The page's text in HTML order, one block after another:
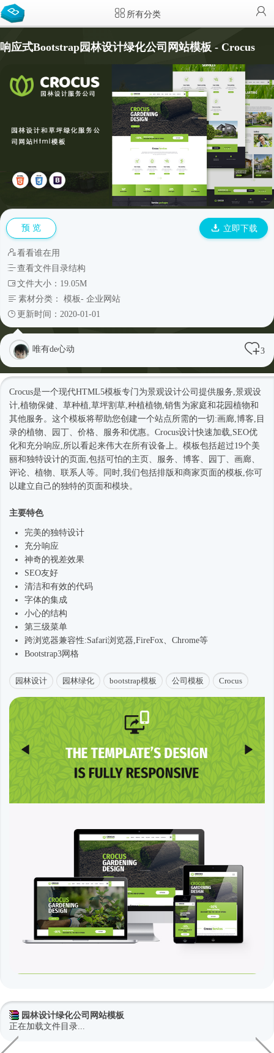
所有分类
响应式Bootstrap园林设计绿化公司网站模板 - Crocus
预 览 立即下载
看看谁在用
查看文件目录结构
文件大小：19.05M
素材分类： 模板- 企业网站
更新时间：2020-01-01
唯有de心动 3
Crocus是一个现代HTML5模板专门为景观设计公司提供服务,景观设
计,植物保健、草种植,草坪割草,种植植物,销售为家庭和花园植物和
其他服务。这个模板将帮助您创建一个站点所需的一切:画廊,博客,目
录的植物、园丁、价格、服务和优惠。Crocus设计快速加载,SEO优
化和充分响应,所以看起来伟大在所有设备上。模板包括超过19个美
丽和独特设计的页面,包括可怕的主页、服务、博客、园丁、画廊、
评论、植物、联系人等。同时,我们包括排版和商家页面的模板,你可
以建立自己的独特的页面和模块。
主要特色
完美的独特设计
充分响应
神奇的视差效果
SEO友好
清洁和有效的代码
字体的集成
小心的结构
第三级菜单
跨浏览器兼容性:Safari浏览器,FireFox、Chrome等
Bootstrap3网格
园林设计 园林绿化 bootstrap模板 公司模板 Crocus
园林设计绿化公司网站模板
正在加载文件目录...